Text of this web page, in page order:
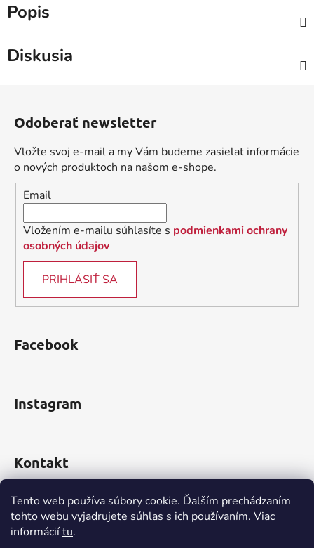
Tento web používa súbory cookie. Ďalším prechádzaním
tohto webu vyjadrujete súhlas s ich používaním. Viac
informáciítu.
Popis
Diskusia
Odoberať newsletter
Vložte svoj e-mail a my Vám budeme zasielať informácie
o nových produktoch na našom e-shope.
Email
Vložením e-mailu súhlasíte s podmienkami ochrany
osobných údajov
PRIHLÁSIŤ SA
Facebook
Instagram
Kontakt
obchod@incomp.sk
0910 999 552